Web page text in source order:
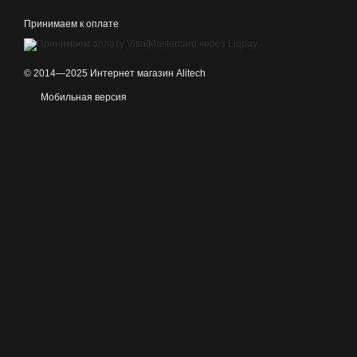
Принимаем к оплате
© 2014—2025 Интернет магазин Alitech
Мобильная версия